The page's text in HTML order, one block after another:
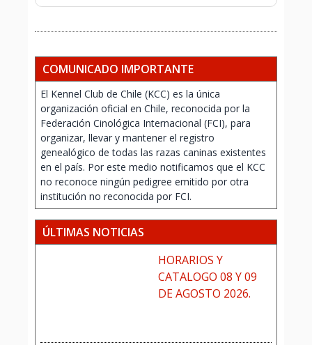
COMUNICADO IMPORTANTE
El Kennel Club de Chile (KCC) es la única
organización oficial en Chile, reconocida por la
Federación Cinológica Internacional (FCI), para
organizar, llevar y mantener el registro
genealógico de todas las razas caninas existentes
en el país. Por este medio notificamos que el KCC
no reconoce ningún pedigree emitido por otra
institución no reconocida por FCI.
ÚLTIMAS NOTICIAS
HORARIOS Y
CATALOGO 08 Y 09
DE AGOSTO 2026.